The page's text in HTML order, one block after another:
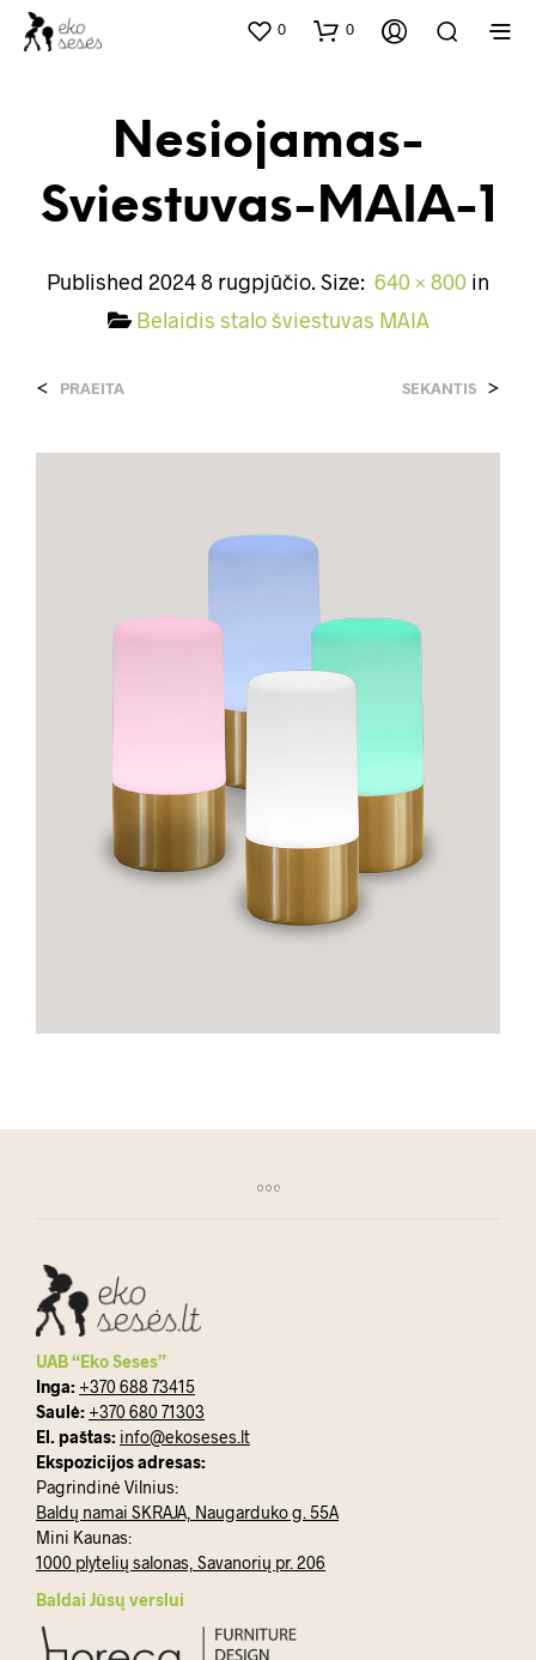
0 0
Nesiojamas-
Sviestuvas-MAIA-1
Published 2024 8 rugpjūčio. Size: 640 × 800 in
Belaidis stalo šviestuvas MAIA
< PRAEITA SEKANTIS >
UAB “Eko Seses”
Inga: +370 688 73415
Saulė: +370 680 71303
El. paštas: info@ekoseses.lt
Ekspozicijos adresas:
Pagrindinė Vilnius:
Baldų namai SKRAJA, Naugarduko g. 55A
Mini Kaunas:
1000 plytelių salonas, Savanorių pr. 206
Baldai Jūsų verslui